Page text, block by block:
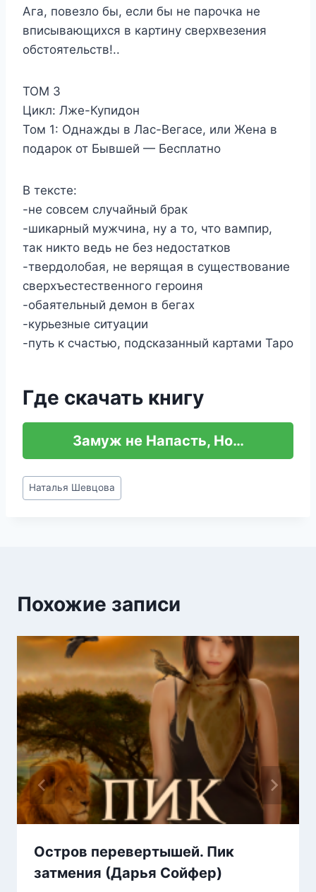
Ага, повезло бы, если бы не парочка не
вписывающихся в картину сверхвезения
обстоятельств!..
ТОМ 3
Цикл: Лже-Купидон
Том 1: Однажды в Лас-Вегасе, или Жена в
подарок от Бывшей — Бесплатно
В тексте:
-не совсем случайный брак
-шикарный мужчина, ну а то, что вампир,
так никто ведь не без недостатков
-твердолобая, не верящая в существование
сверхъестественного героиня
-обаятельный демон в бегах
-курьезные ситуации
-путь к счастью, подсказанный картами Таро
Где скачать книгу
Замуж не Напасть, Но…
Метки
записи:
Наталья Шевцова
Похожие записи
Остров перевертышей. Пик
затмения (Дарья Сойфер)